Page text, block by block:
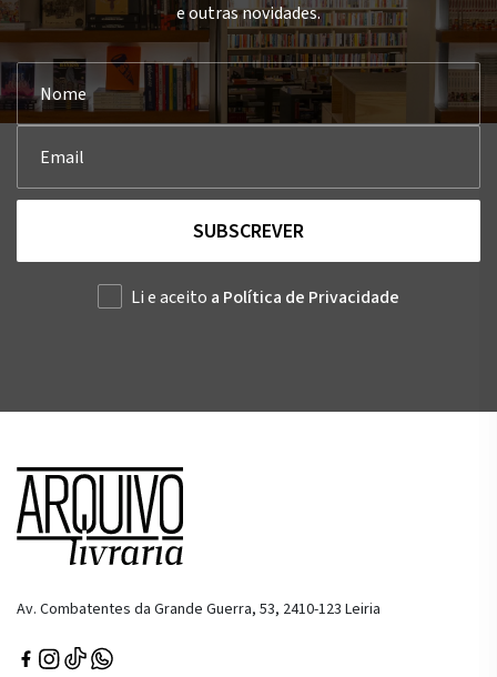
e outras novidades.
SUBSCREVER
Li e aceito a Política de Privacidade
Av. Combatentes da Grande Guerra, 53, 2410-123 Leiria